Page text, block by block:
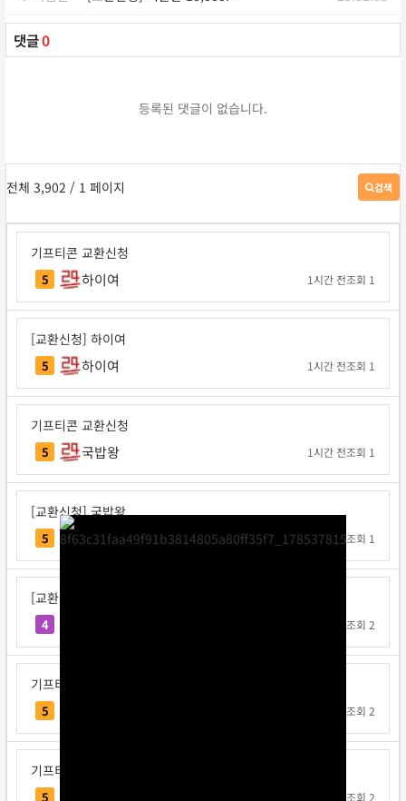
댓글0
등록된 댓글이 없습니다.
전체 3,902 / 1 페이지 검색
게
판
검
기프티콘 교환신청
5 하이여 1시간 전조회 1
[교환신청] 하이여
5 하이여 1시간 전조회 1
기프티콘 교환신청
5 국밥왕 1시간 전조회 1
[교환신청] 국밥왕
5 국밥왕 1시간 전조회 1
[교환신청] 공사판박씨
4 조회 2
기프티콘 교환신청
5 조회 2
기프티콘 교환신청
5 조회 2